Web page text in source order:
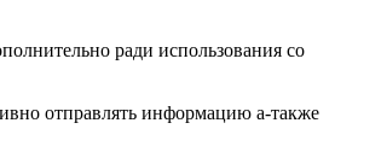
ради использования со
отправлять информацию а-также